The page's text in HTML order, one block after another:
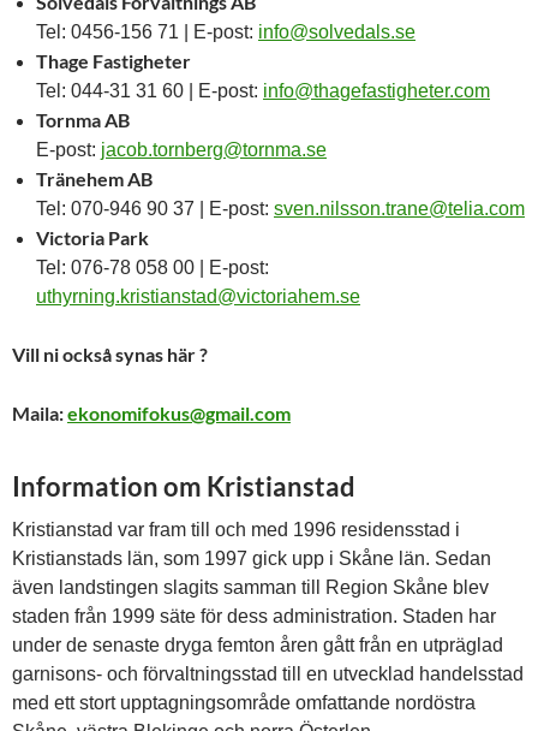
Tel: 0456-156 71 | E-post: info@solvedals.se
Thage Fastigheter
Tel: 044-31 31 60 | E-post: info@thagefastigheter.com
Tornma AB
E-post: jacob.tornberg@tornma.se
Tränehem AB
Tel: 070-946 90 37 | E-post: sven.nilsson.trane@telia.com
Victoria Park
Tel: 076-78 058 00 | E-post:
uthyrning.kristianstad@victoriahem.se
Vill ni också synas här ?
Maila:ekonomifokus@gmail.com
Information om Kristianstad
Kristianstad var fram till och med 1996 residensstad i
Kristianstads län, som 1997 gick upp i Skåne län. Sedan
även landstingen slagits samman till Region Skåne blev
staden från 1999 säte för dess administration. Staden har
under de senaste dryga femton åren gått från en utpräglad
garnisons- och förvaltningsstad till en utvecklad handelsstad
med ett stort upptagningsområde omfattande nordöstra